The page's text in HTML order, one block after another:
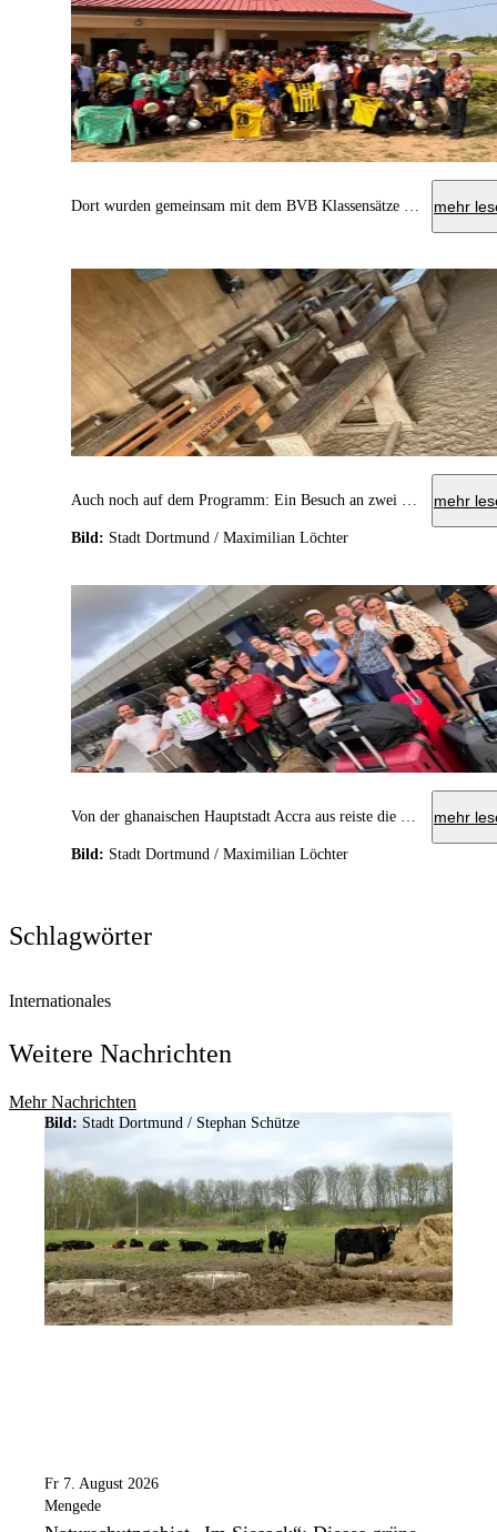
Dort wurden gemeinsam mit dem BVB Klassensätze an Trikots für den Sportunterricht geschenkt. mehr
Auch noch auf dem Programm: Ein Besuch an zwei Schulen in Kumasi. mehr
Bild: Stadt Dortmund / Maximilian Löchter
Von der ghanaischen Hauptstadt Accra aus reiste die Delegation zurücknach Dortmund. mehr
Bild: Stadt Dortmund / Maximilian Löchter
Schlagwörter
Internationales
Weitere Nachrichten
Mehr Nachrichten
Bild: Stadt Dortmund / Stephan Schütze
Fr 7. August 2026
Mengede